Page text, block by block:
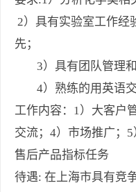
2）具有实验室工作经
先；
3）具有团队管理和
4）熟练的用英语交
工作内容：1）大客户
交流；4）市场推广；5
售后产品指标任务
待遇: 在上海市具有竞